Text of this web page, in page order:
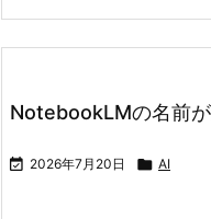
NotebookLMの名前
 2026年7月20日  AI